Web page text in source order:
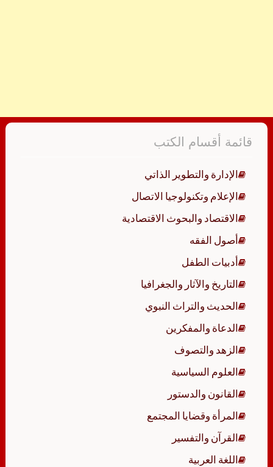
قائمة أقسام الكتب
الإدارة والتطوير الذاتي
الإعلام وتكنولوجيا الاتصال
الاقتصاد والبحوث الاقتصادية
أصول الفقه
أدبيات الطفل
التاريخ والآثار والجغرافيا
الحديث والتراث النبوي
الدعاة والمفكرين
الزهد والتصوف
العلوم السياسية
القانون والدستور
المرأة وقضايا المجتمع
القرآن والتفسير
اللغة العربية